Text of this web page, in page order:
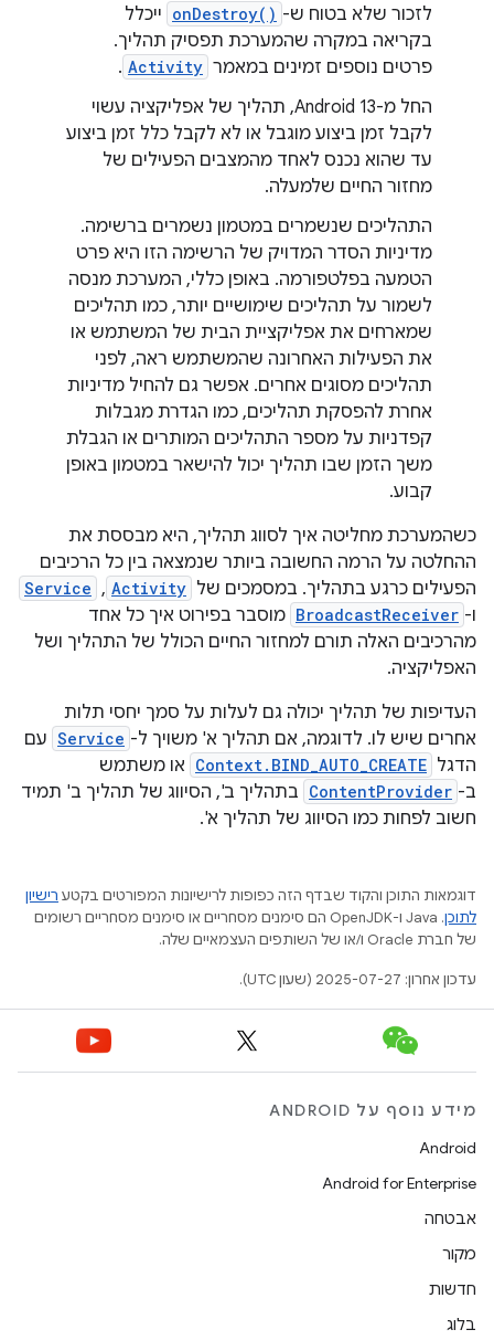
לזכור שלא בטוח ש- onDestroy() ייכלל
בקריאה במקרה שהמערכת תפסיק תהליך.
פרטים נוספים זמינים במאמר Activity
.
החל מ-Android 13, תהליך של אפליקציה עשוי
לקבל זמן ביצוע מוגבל או לא לקבל כלל זמן ביצוע
עד שהוא נכנס לאחד מהמצבים הפעילים של
מחזור החיים שלמעלה.
התהליכים שנשמרים במטמון נשמרים ברשימה.
מדיניות הסדר המדויק של הרשימה הזו היא פרט
הטמעה בפלטפורמה. באופן כללי, המערכת מנסה
לשמור על תהליכים שימושיים יותר, כמו תהליכים
שמארחים את אפליקציית הבית של המשתמש או
את הפעילות האחרונה שהמשתמש ראה, לפני
תהליכים מסוגים אחרים. אפשר גם להחיל מדיניות
אחרת להפסקת תהליכים, כמו הגדרת מגבלות
קפדניות על מספר התהליכים המותרים או הגבלת
משך הזמן שבו תהליך יכול להישאר במטמון באופן
קבוע.
כשהמערכת מחליטה איך לסווג תהליך, היא מבססת את
ההחלטה על הרמה החשובה ביותר שנמצאה בין כל הרכיבים
הפעילים כרגע בתהליך. במסמכים של Activity
,
Service
ו- BroadcastReceiver מוסבר בפירוט איך כל אחד
מהרכיבים האלה תורם למחזור החיים הכולל של התהליך ושל
האפליקציה.
העדיפות של תהליך יכולה גם לעלות על סמך יחסי תלות
אחרים שיש לו. לדוגמה, אם תהליך א' משויך ל- Service עם
הדגל Context.BIND_AUTO_CREATE או משתמש
ב- ContentProvider בתהליך ב', הסיווג של תהליך ב' תמיד
חשוב לפחות כמו הסיווג של תהליך א'.
דוגמאות התוכן והקוד שבדף הזה כפופות לרישיונות המפורטים בקטע רישיון
לתוכן
.‏ Java ו-OpenJDK הם סימנים מסחריים או סימנים מסחריים רשומים
של חברת Oracle ו/או של השותפים העצמאיים שלה.
עדכון אחרון: 2025-07-27 (שעון UTC).
מידע נוסף על ANDROID
Android
Android for Enterprise
אבטחה
מקור
חדשות
בלוג